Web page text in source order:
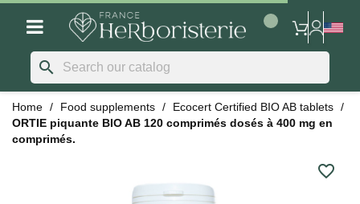
search
Home Food supplements
Ecocert Certified BIO AB tablets
ORTIE piquante BIO AB 120 comprimés dosés à 400 mg en
comprimés.
favorite_border